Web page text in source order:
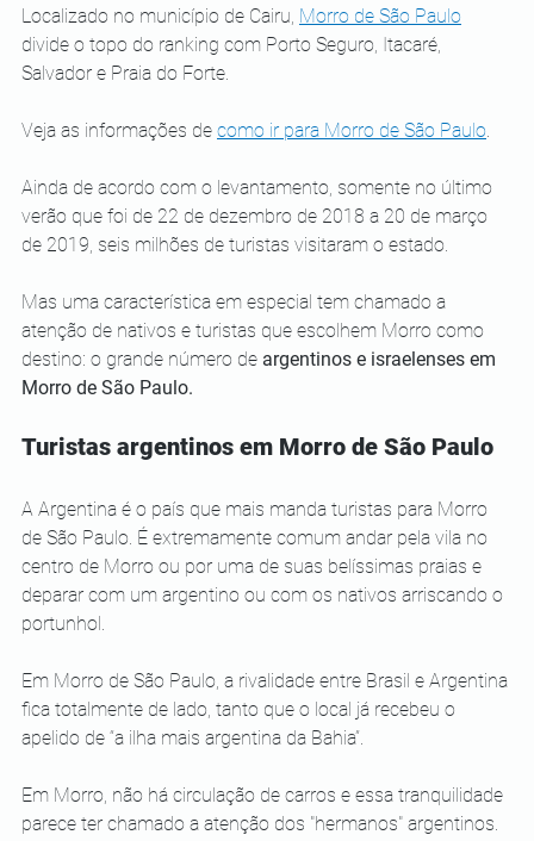
Localizado no município de Cairu, Morro de São Paulo
divide o topo do ranking com Porto Seguro, Itacaré,
Salvador e Praia do Forte.
Veja as informações de como ir para Morro de São Paulo.
Ainda de acordo com o levantamento, somente no último
verão que foi de 22 de dezembro de 2018 a 20 de março
de 2019, seis milhões de turistas visitaram o estado.
Mas uma característica em especial tem chamado a
atenção de nativos e turistas que escolhem Morro como
destino: o grande número de argentinos e israelenses em
Morro de São Paulo.
Turistas argentinos em Morro de São Paulo
A Argentina é o país que mais manda turistas para Morro
de São Paulo. É extremamente comum andar pela vila no
centro de Morro ou por uma de suas belíssimas praias e
deparar com um argentino ou com os nativos arriscando o
portunhol.
Em Morro de São Paulo, a rivalidade entre Brasil e Argentina
fica totalmente de lado, tanto que o local já recebeu o
apelido de “a ilha mais argentina da Bahia”.
Em Morro, não há circulação de carros e essa tranquilidade
parece ter chamado a atenção dos "hermanos" argentinos.